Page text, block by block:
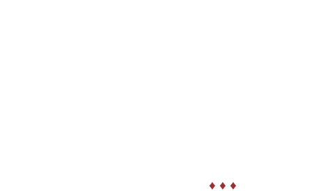
♦ ♦ ♦